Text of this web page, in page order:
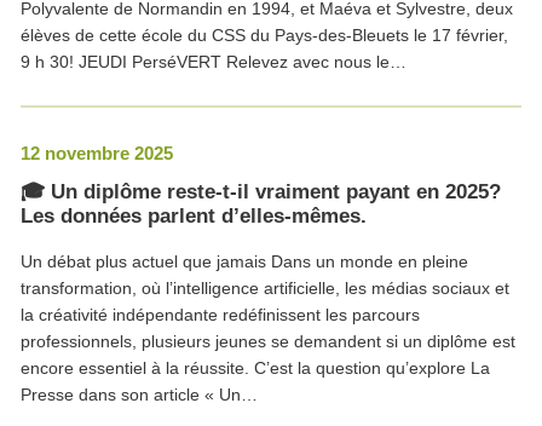
Polyvalente de Normandin en 1994, et Maéva et Sylvestre, deux
élèves de cette école du CSS du Pays-des-Bleuets le 17 février,
9 h 30! JEUDI PerséVERT Relevez avec nous le…
12 novembre 2025
🎓 Un diplôme reste-t-il vraiment payant en 2025?
Les données parlent d’elles-mêmes.
Un débat plus actuel que jamais Dans un monde en pleine
transformation, où l’intelligence artificielle, les médias sociaux et
la créativité indépendante redéfinissent les parcours
professionnels, plusieurs jeunes se demandent si un diplôme est
encore essentiel à la réussite. C’est la question qu’explore La
Presse dans son article « Un…